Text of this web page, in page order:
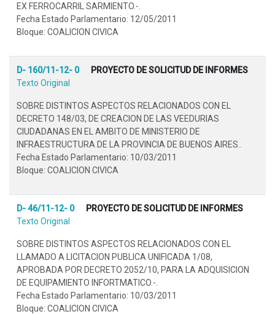
EX FERROCARRIL SARMIENTO.-.
Fecha Estado Parlamentario: 12/05/2011
Bloque: COALICION CIVICA
D- 160/11-12- 0
PROYECTO DE SOLICITUD DE INFORMES
Texto Original
SOBRE DISTINTOS ASPECTOS RELACIONADOS CON EL
DECRETO 148/03, DE CREACION DE LAS VEEDURIAS
CIUDADANAS EN EL AMBITO DE MINISTERIO DE
INFRAESTRUCTURA DE LA PROVINCIA DE BUENOS AIRES..
Fecha Estado Parlamentario: 10/03/2011
Bloque: COALICION CIVICA
D- 46/11-12- 0
PROYECTO DE SOLICITUD DE INFORMES
Texto Original
SOBRE DISTINTOS ASPECTOS RELACIONADOS CON EL
LLAMADO A LICITACION PUBLICA UNIFICADA 1/08,
APROBADA POR DECRETO 2052/10, PARA LA ADQUISICION
DE EQUIPAMIENTO INFORTMATICO.-.
Fecha Estado Parlamentario: 10/03/2011
Bloque: COALICION CIVICA